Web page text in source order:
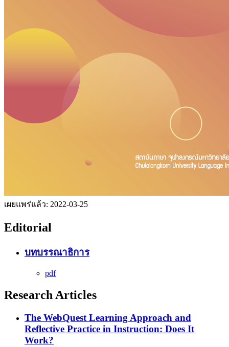
เผยแพร่แล้ว: 2022-03-25
Editorial
บทบรรณาธิการ
pdf
Research Articles
The WebQuest Learning Approach and
Reflective Practice in Instruction: Does It
Work?